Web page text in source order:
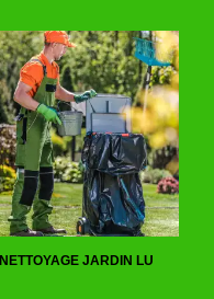
NETTOYAGE JARDIN LU